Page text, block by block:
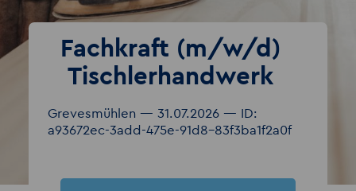
Fachkraft (m/w/d)
Tischlerhandwerk
Grevesmühlen — 31.07.2026 — ID:
a93672ec-3add-475e-91d8-83f3ba1f2a0f